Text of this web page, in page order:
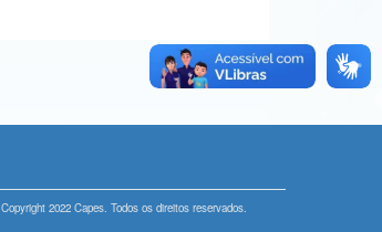
Copyright 2022 Capes. Todos os direitos reservados.